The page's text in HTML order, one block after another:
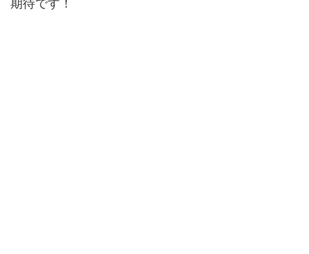
期待です！